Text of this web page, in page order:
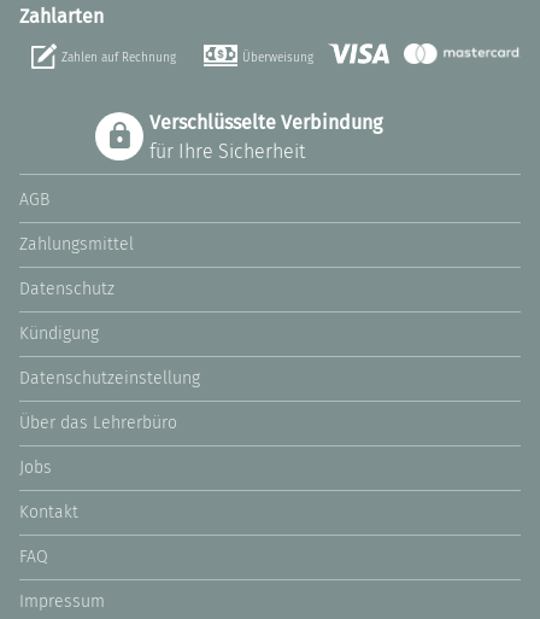
Zahlarten
Zahlen auf Rechnung Überweisung
Verschlüsselte Verbindung
für Ihre Sicherheit
AGB
Zahlungsmittel
Datenschutz
Kündigung
Datenschutzeinstellung
Über das Lehrerbüro
Jobs
Kontakt
FAQ
Impressum